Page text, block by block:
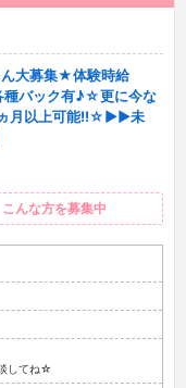
大募集★体験時給
バック有♪☆更に今な
月以上可能!!☆▶▶未
こんな方を募集中
してね☆